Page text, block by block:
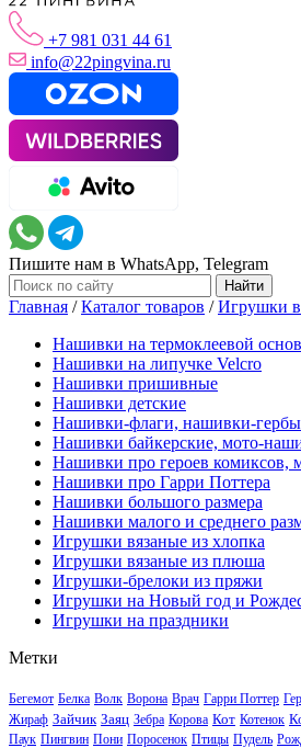
+7 981 031 44 61
info@22pingvina.ru
Пишите нам в WhatsApp, Telegram
Главная /Каталог товаров /Игрушки
Нашивки на термоклеевой
Нашивки на липучке Velcro
Нашивки пришивные
Нашивки детские
Нашивки-флаги, нашивки-гербы
Нашивки байкерские, мото-
Нашивки про героев комиксов,
Нашивки про Гарри Поттера
Нашивки большого размера
Нашивки малого и среднего
Игрушки вязаные из хлопка
Игрушки вязаные из плюша
Игрушки-брелоки из пряжи
Игрушки на Новый год и
Игрушки на праздники
Метки
Бегемот Белка Волк Ворона Врач Гарри Поттер
Жираф Зайчик Заяц Зебра Корова Кот Котенок
Паук Пингвин Пони Поросенок Птицы Пудель